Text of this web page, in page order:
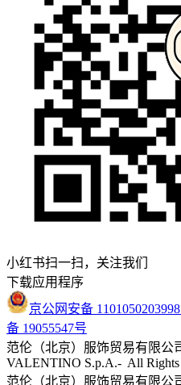
小红书扫一扫，关注我们
下载应用程序
京公网安备
备 19055547号
范伦（北京）服饰贸易有限公
VALENTINO S.p.A.- All Rights
范伦（北京）服饰贸易有限公